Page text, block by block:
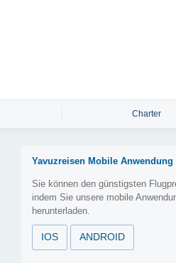
Charter
Yavuzreisen Mobile Anwendung
Sie können den günstigsten
indem Sie unsere mobile
herunterladen.
IOS ANDROID